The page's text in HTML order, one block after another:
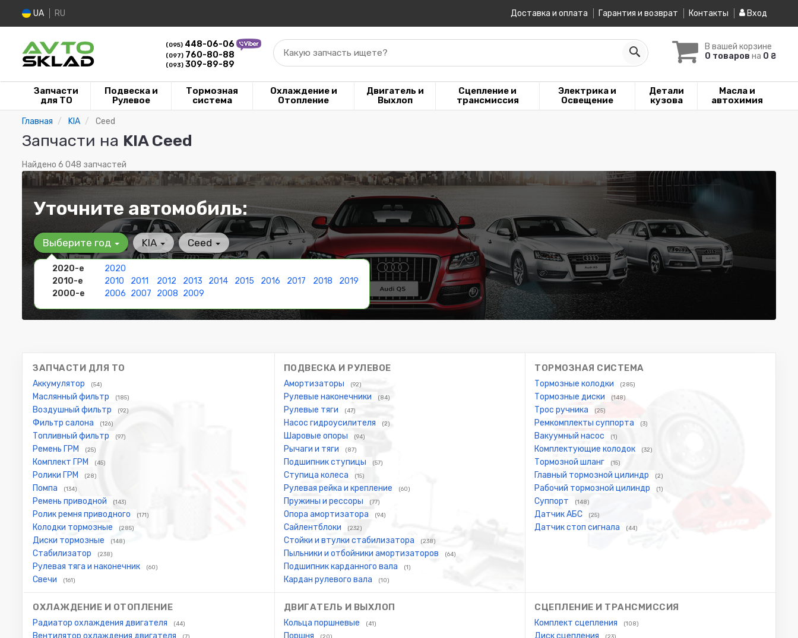
UA RU Доставка и оплата Гарантия и возврат Контакты Вход
(095) 448-06-06
(097) 760-80-88
(093) 309-89-89
В вашей корзине
0 товаров на 0 ₴
Какую запчасть ищете?
Запчасти
для ТО
Подвеска и
Рулевое
Тормозная
система
Охлаждение и
Отопление
Двигатель и
Выхлоп
Сцепление и
трансмиссия
Электрика и
Освещение
Детали
кузова
Масла и
автохимия
Главная KIA Ceed
Запчасти на KIA Ceed
Найдено 6 048 запчастей
Уточните автомобиль:
Выберите год
2020-е
2020
2010-е
2010 2011 2012 2013 2014 2015 2016 2017 2018
2019
2000-е
2006 2007 2008 2009
KIA Ceed
ЗАПЧАСТИ ДЛЯ ТО
Аккумулятор (54)
Маслянный фильтр (185)
Воздушный фильтр (92)
Фильтр салона (126)
Топливный фильтр (97)
Ремень ГРМ (25)
Комплект ГРМ (45)
Ролики ГРМ (28)
Помпа (134)
Ремень приводной (143)
Ролик ремня приводного (171)
Колодки тормозные (285)
Диски тормозные (148)
Стабилизатор (238)
Рулевая тяга и наконечник (60)
Свечи (161)
ПОДВЕСКА И РУЛЕВОЕ
Амортизаторы (92)
Рулевые наконечники (84)
Рулевые тяги (47)
Насос гидроусилителя (2)
Шаровые опоры (94)
Рычаги и тяги (87)
Подшипник ступицы (57)
Ступица колеса (15)
Рулевая рейка и крепление (60)
Пружины и рессоры (77)
Опора амортизатора (94)
Сайлентблоки (232)
Стойки и втулки стабилизатора (238)
Пыльники и отбойники амортизаторов (64)
Подшипник карданного вала (1)
Кардан рулевого вала (10)
ТОРМОЗНАЯ СИСТЕМА
Тормозные колодки (285)
Тормозные диски (148)
Трос ручника (25)
Ремкомплекты суппорта (3)
Вакуумный насос (1)
Комплектующие колодок (32)
Тормозной шланг (15)
Главный тормозной цилиндр (2)
Рабочий тормозной цилиндр (1)
Суппорт (148)
Датчик АБС (25)
Датчик стоп сигнала (44)
ОХЛАЖДЕНИЕ И ОТОПЛЕНИЕ
Радиатор охлаждения двигателя (44)
Вентилятор охлаждения двигателя (7)
ДВИГАТЕЛЬ И ВЫХЛОП
Кольца поршневые (41)
Поршня (20)
СЦЕПЛЕНИЕ И ТРАНСМИССИЯ
Комплект сцепления (108)
Диск сцепления (23)